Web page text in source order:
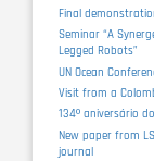
Final
Seminar “A
Legged Robots”
UN Ocean
Visit from a
134º aniversário
New paper from
journal